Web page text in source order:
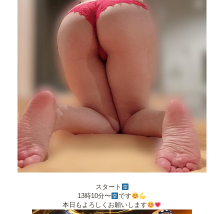
スタート
13時10分〜
です
本日もよろしくお願いします